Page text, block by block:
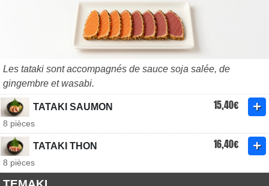
Les tataki sont accompagnés de sauce soja salée, de
gingembre et wasabi.
TATAKI SAUMON 15,40€
8 pièces
TATAKI THON 16,40€
8 pièces